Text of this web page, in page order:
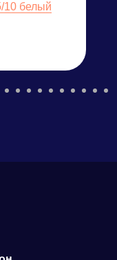
10 белый